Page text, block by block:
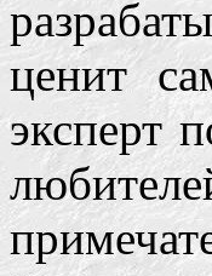
ценит
эксперт